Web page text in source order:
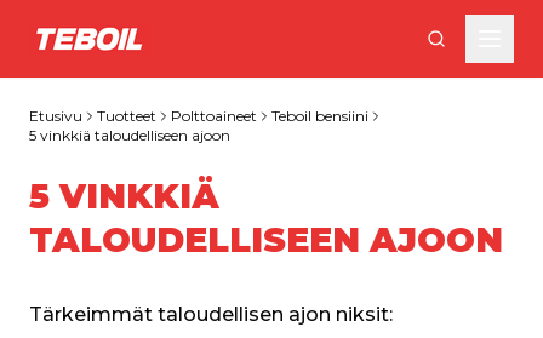
Siirry pääsisältöön
Etusivu Tuotteet Polttoaineet
Teboil bensiini
5 vinkkiä taloudelliseen ajoon
5 VINKKIÄ
TALOUDELLISEEN AJOON
Tärkeimmät taloudellisen ajon niksit: